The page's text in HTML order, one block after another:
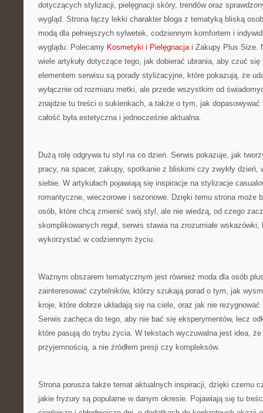
dotyczących stylizacji, pielęgnacji skóry, trendów oraz
wygląd. Strona łączy lekki charakter bloga z tematyką bliską
modą dla pełniejszych sylwetek, codziennym komfortem i
wyglądu. Polecamy Kosmetyki i Pielęgnacjai Zakupy Plus Size.
wiele artykuły dotyczące tego, jak dobierać ubrania, aby czuć
elementem serwisu są porady stylizacyjne, które pokazują, że
wyłącznie od rozmiaru metki, ale przede wszystkim od
znajdzie tu treści o sukienkach, a także o tym, jak dopasowywać
całość była estetyczna i jednocześnie aktualna.
Dużą rolę odgrywa tu styl na co dzień. Serwis pokazuje, jak
pracy, na spacer, zakupy, spotkanie z bliskimi czy zwykły
siebie. W artykułach pojawiają się inspiracje na stylizacje
romantyczne, wieczorowe i sezonowe. Dzięki temu strona może
osób, które chcą zmienić swój styl, ale nie wiedzą, od czego
skomplikowanych reguł, serwis stawia na zrozumiałe wskazówki,
wykorzystać w codziennym życiu.
Ważnym obszarem tematycznym jest również moda dla osób
zainteresować czytelników, którzy szukają porad o tym, jak
kroje, które dobrze układają się na ciele, oraz jak nie
Serwis zachęca do tego, aby nie bać się eksperymentów, lecz
które pasują do trybu życia. W tekstach wyczuwalna jest idea,
przyjemnością, a nie źródłem presji czy kompleksów.
Strona porusza także temat aktualnych inspiracji, dzięki czemu
jakie fryzury są popularne w danym okresie. Pojawiają się tu